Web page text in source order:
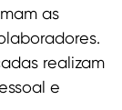
as
realizam
e